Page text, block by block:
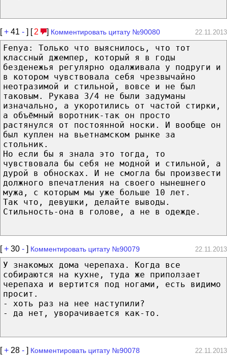
[+ 41 - ] [ 2 ] Комментировать цитату №90080 22.11.2013
Fenya: Только что выяснилось, что тот
классный джемпер, который я в годы
безденежья регулярно одалживала у подруги и
в котором чувствовала себя чрезвычайно
неотразимой и стильной, вовсе и не был
таковым. Рукава 3/4 не были задуманы
изначально, а укоротились от частой стирки,
а объёмный воротник-так он просто
растянулся от постоянной носки. И вообще он
был куплен на вьетнамском рынке за
стольник.
Но если бы я знала это тогда, то
чувствовала бы себя не модной и стильной, а
дурой в обносках. И не смогла бы произвести
должного впечатления на своего нынешнего
мужа, с которым мы уже больше 10 лет.
Так что, девушки, делайте выводы.
Стильность-она в голове, а не в одежде.
[+ 30 - ] Комментировать цитату №90079 22.11.2013
У знакомых дома черепаха. Когда все
собираются на кухне, туда же приползает
черепаха и вертится под ногами, есть видимо
просит.
- хоть раз на нее наступили?
- да нет, уворачивается как-то.
[+ 28 - ] Комментировать цитату №90078 22.11.2013